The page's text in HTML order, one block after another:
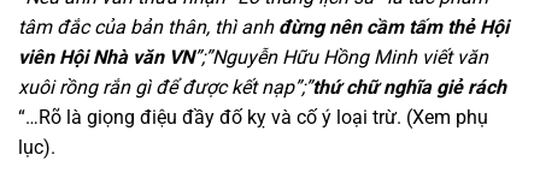
tâm đắc của bản thân, thì anh đừng nên cầm tấm thẻ Hội
viên Hội Nhà văn VN”;”Nguyễn Hữu Hồng Minh viết văn
xuôi rồng rắn gì để được kết nạp”;”thứ chữ nghĩa giẻ rách
“…Rõ là giọng điệu đầy đố kỵ và cố ý loại trừ. (Xem phụ
lục).